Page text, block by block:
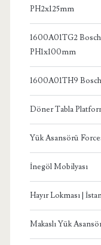
PH2x125mm
1600A01TG2
PH1x100mm
1600A01TH9
Döner Tabla
Yük Asansörü
İnegöl Mobilyası
Hayır Lokması |
Makaslı Yük